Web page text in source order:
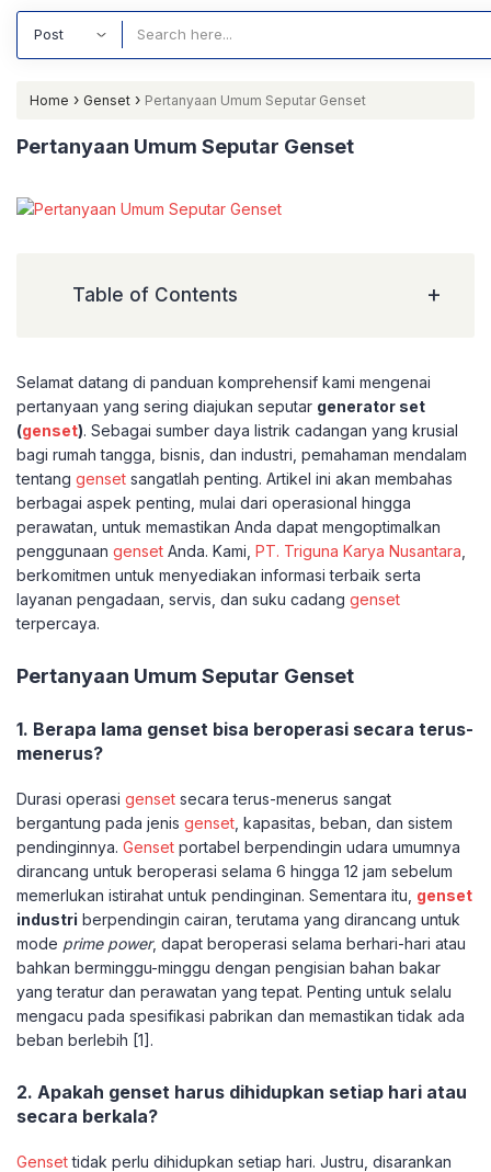
Home › Genset › Pertanyaan Umum Seputar Genset
Pertanyaan Umum Seputar Genset
Table of Contents +
Selamat datang di panduan komprehensif kami mengenai
pertanyaan yang sering diajukan seputar generator set
(genset). Sebagai sumber daya listrik cadangan yang krusial
bagi rumah tangga, bisnis, dan industri, pemahaman mendalam
tentang genset sangatlah penting. Artikel ini akan membahas
berbagai aspek penting, mulai dari operasional hingga
perawatan, untuk memastikan Anda dapat mengoptimalkan
penggunaan genset Anda. Kami, PT. Triguna Karya Nusantara
berkomitmen untuk menyediakan informasi terbaik serta
layanan pengadaan, servis, dan suku cadang genset
terpercaya.
Pertanyaan Umum Seputar Genset
1. Berapa lama genset bisa beroperasi secara terus-
menerus?
Durasi operasi genset secara terus-menerus sangat
bergantung pada jenis genset , kapasitas, beban, dan sistem
pendinginnya. Genset portabel berpendingin udara umumnya
dirancang untuk beroperasi selama 6 hingga 12 jam sebelum
memerlukan istirahat untuk pendinginan. Sementara itu, genset
industri berpendingin cairan, terutama yang dirancang untuk
mode prime power, dapat beroperasi selama berhari-hari atau
bahkan berminggu-minggu dengan pengisian bahan bakar
yang teratur dan perawatan yang tepat. Penting untuk selalu
mengacu pada spesifikasi pabrikan dan memastikan tidak ada
beban berlebih [1].
2. Apakah genset harus dihidupkan setiap hari atau
secara berkala?
Gensettidak perlu dihidupkan setiap hari. Justru, disarankan